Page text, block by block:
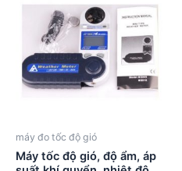
máy đo tốc độ gió
Máy tốc độ gió, độ ẩm, áp